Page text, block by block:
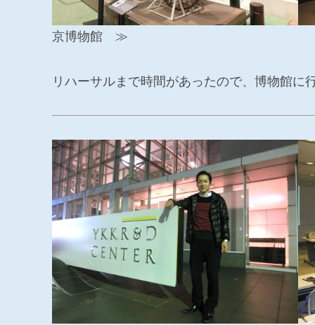
京博物館 ≫
リハーサルまで時間があったので、博物館に